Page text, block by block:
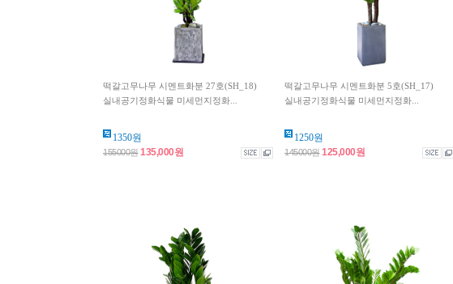
떡갈고무나무 시멘트화분 27호(SH_18)
실내공기정화식물 미세먼지정화...
1350원
155000원135,000원
떡갈고무나무 시멘트화분 5호(SH_17)
실내공기정화식물 미세먼지정화...
1250원
145000원125,000원